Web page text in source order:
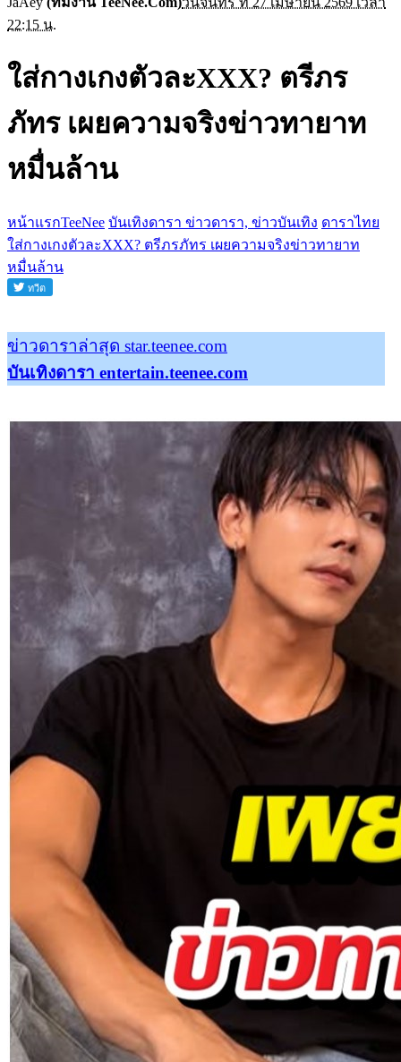
22:15 น.
ใส่กางเกงตัวละXXX? ตรีภร
ภัทร เผยความจริงข่าวทายาท
หมื่นล้าน
หน้าแรกTeeNee บันเทิงดารา ข่าวดารา, ข่าวบันเทิง ดาราไทย
ใส่กางเกงตัวละXXX? ตรีภรภัทร เผยความจริงข่าวทายาท
หมื่นล้าน
ข่าวดาราล่าสุด star.teenee.com
บันเทิงดารา entertain.teenee.com